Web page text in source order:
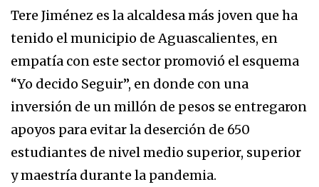
Tere Jiménez es la alcaldesa más joven que ha
tenido el municipio de Aguascalientes, en
empatía con este sector promovió el esquema
“Yo decido Seguir”, en donde con una
inversión de un millón de pesos se entregaron
apoyos para evitar la deserción de 650
estudiantes de nivel medio superior, superior
y maestría durante la pandemia.